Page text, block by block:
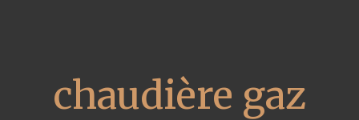
chaudière gaz